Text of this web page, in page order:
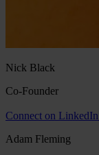
Nick Black
Co-Founder
Connect on LinkedIn
Adam Fleming